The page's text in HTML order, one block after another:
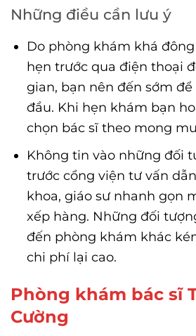
Những điều cần lưu ý
Do phòng khám khá
hẹn trước qua điện thoại
gian, bạn nên đến sớm
đầu. Khi hẹn khám bạn
chọn bác sĩ theo mong
Không tin vào những đối
trước cổng viện tư vấn
khoa, giáo sư nhanh gọn
xếp hàng. Những đối
đến phòng khám khác
chi phí lại cao.
Phòng khám bác sĩ
Cường